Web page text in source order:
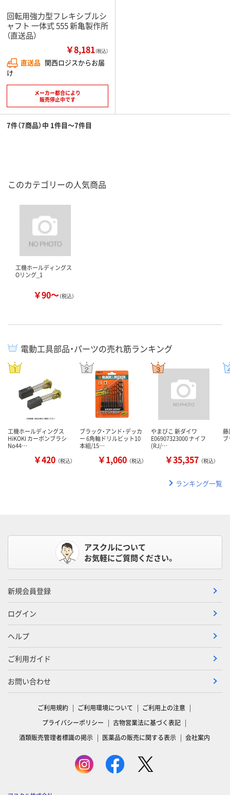
回転用強力型フレキシブルシ
ャフト 一体式 555 新亀製作所
（直送品）
￥8,181（税込）
直送品 関西ロジスからお届
け
メーカー都合により
販売停止中です
7件（7商品）中 1件目～7件目
このカテゴリーの人気商品
工機ホールディングス
Oリング_1
￥90～（税込）
電動工具部品・パーツの売れ筋ランキング
工機ホールディングス
HiKOKI カーボンブラシ
No44…
￥420 （税込）
ブラック・アンド・デッカ
ー 6角軸ドリルビット10
本組/15…
￥1,060 （税込）
やまびこ 新ダイワ
E06907323000 ナイフ
(RJ/…
￥35,357 （税込）
藤
ランキング一覧
アスクルについて
お気軽にご質問ください。
新規会員登録
ログイン
ヘルプ
ご利用ガイド
お問い合わせ
ご利用規約 ご利用環境について
ご利用上の注意
プライバシーポリシー
古物営業法に基づく表記
酒類販売管理者標識の掲示
医薬品の販売に関する表示 会社案内